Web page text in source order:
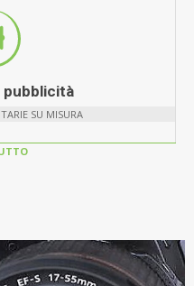
pubblicità
SU MISURA